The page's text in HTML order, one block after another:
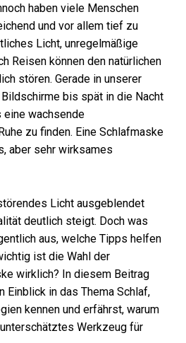
haben viele Menschen
und vor allem tief zu
Licht, unregelmäßige
Reisen können den natürlichen
stören. Gerade in unserer
bis spät in die Nacht
wachsende
zu finden. Eine Schlafmaske
aber sehr wirksames
Licht ausgeblendet
deutlich steigt. Doch was
aus, welche Tipps helfen
ist die Wahl der
wirklich? In diesem Beitrag
Einblick in das Thema Schlaf,
kennen und erfährst, warum
Werkzeug für